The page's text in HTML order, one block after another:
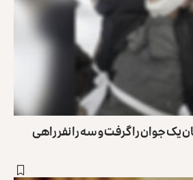
یک جوان را گرفت و سه را نفر راهی